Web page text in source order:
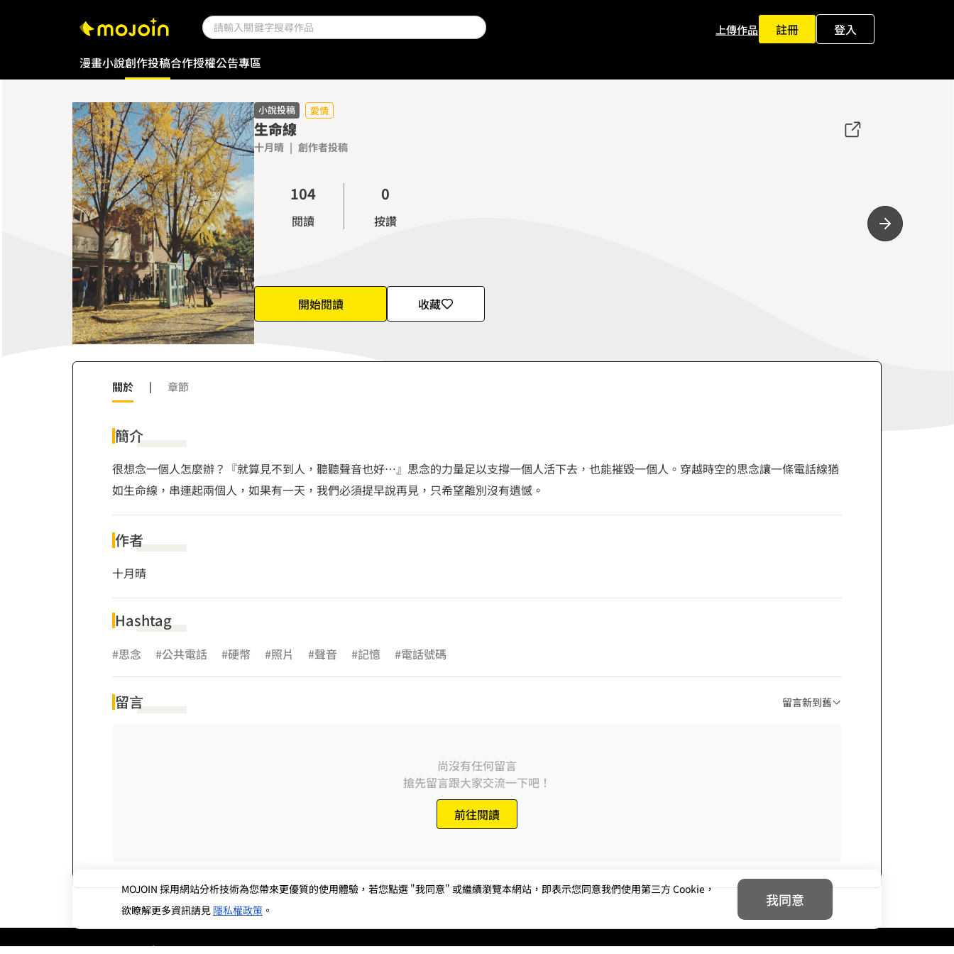
上傳作品 註冊
登入
漫畫小說創作投稿合作授權公告專區
小說投稿 愛情
生命線
十月晴 | 創作者投稿
1
2
7
9
0
1
5
6
8
0
2
4
5
9
閱讀
0
1
6
8
按讚
開始閱讀 收藏
關於 | 章節
簡介
很想念一個人怎麼辦？『就算見不到人，聽聽聲音也好…』思念的力量足以支撐一個人活下去，也能摧毀一個人。穿越時空的思念讓一條電話線猶
如生命線，串連起兩個人，如果有一天，我們必須提早說再見，只希望離別沒有遺憾。
作者
十月晴
Hashtag
#思念 #公共電話 #硬幣 #照片 #聲音 #記憶 #電話號碼
留言 留言新到舊
尚沒有任何留言
搶先留言跟大家交流一下吧！
前往閱讀
MOJOIN採用網站分析技術為您帶來更優質的使用體驗，若您點選 "我同意" 或繼續瀏覽本網站，即表示您同意我們使用第三方 Cookie，
欲瞭解更多資訊請見 隱私權政策 。
我同意